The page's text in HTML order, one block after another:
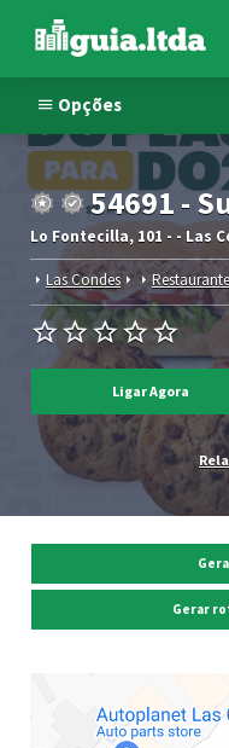
Opções
54691 -
Lo Fontecilla, 101 - - Las
Las Condes
Ligar Agora
Gerar